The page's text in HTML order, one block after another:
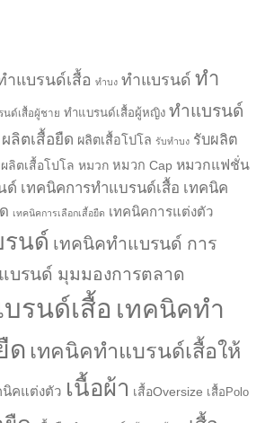
ำแบรนด์เสื้อ ทำบง ทำแบรนด์ ทำ
นด์เสื้อผู้ชาย ทำแบรนด์เสื้อผู้หญิง ทำแบรนด์
ผลิตเสื้อยืด ผลิตเสื้อโปโล รับทำบง รับผลิต
ลิตเสื้อโปโล หมวก หมวก Cap หมวกแฟชั่น
ด์ เทคนิคการทำแบรนด์เสื้อ เทคนิค
เทคนิคการเลือกเสื้อยืด เทคนิคการแต่งตัว
นด์ เทคนิคทำแบรนด์ การ
บรนด์ มุมมองการตลาด
รนด์เสื้อ เทคนิคทำ
ด เทคนิคทำแบรนด์เสื้อให้
นิคแต่งตัว เนื้อผ้า เสื้อOversize เสื้อPolo